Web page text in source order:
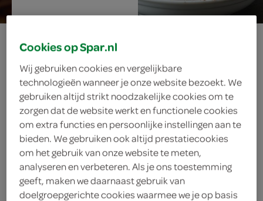
mokka-cakejes
met
chocoladecrème
ingrediënten
Cookies op Spar.nl
Wij gebruiken cookies en vergelijkbare
technologieën wanneer je onze website bezoekt. We
gebruiken altijd strikt noodzakelijke cookies om te
zorgen dat de website werkt en functionele cookies
om extra functies en persoonlijke instellingen aan te
bieden. We gebruiken ook altijd prestatiecookies
om het gebruik van onze website te meten,
analyseren en verbeteren. Als je ons toestemming
geeft, maken we daarnaast gebruik van
doelgroepgerichte cookies waarmee we je op basis